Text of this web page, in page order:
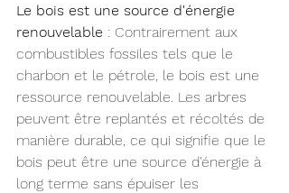
Le bois est une source d'énergie
renouvelable : Contrairement aux
combustibles fossiles tels que le
charbon et le pétrole, le bois est une
ressource renouvelable. Les arbres
peuvent être replantés et récoltés de
manière durable, ce qui signifie que le
bois peut être une source d'énergie à
long terme sans épuiser les